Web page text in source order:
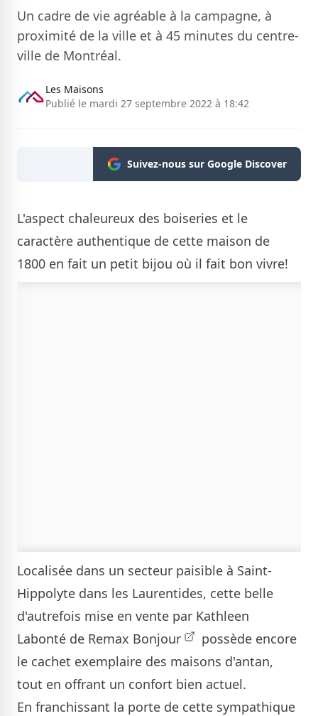
Un cadre de vie agréable à la campagne, à
proximité de la ville et à 45 minutes du centre-
ville de Montréal.
Les Maisons
Publié le mardi 27 septembre 2022 à 18:42
Suivez-nous sur Google Discover
L'aspect chaleureux des boiseries et le
caractère authentique de cette maison de
1800 en fait un petit bijou où il fait bon vivre!
Localisée dans un secteur paisible à Saint-
Hippolyte dans les Laurentides, cette belle
d'autrefois mise en vente par Kathleen
Labonté de Remax Bonjour
possède encore
le cachet exemplaire des maisons d'antan,
tout en offrant un confort bien actuel.
En franchissant la porte de cette sympathique